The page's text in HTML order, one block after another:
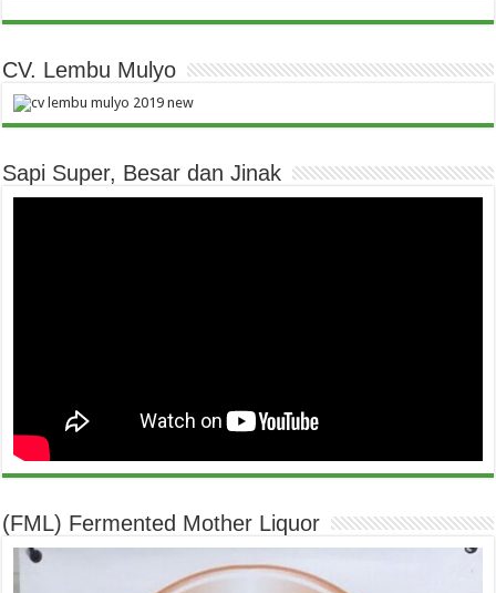
CV. Lembu Mulyo
Sapi Super, Besar dan Jinak
(FML) Fermented Mother Liquor